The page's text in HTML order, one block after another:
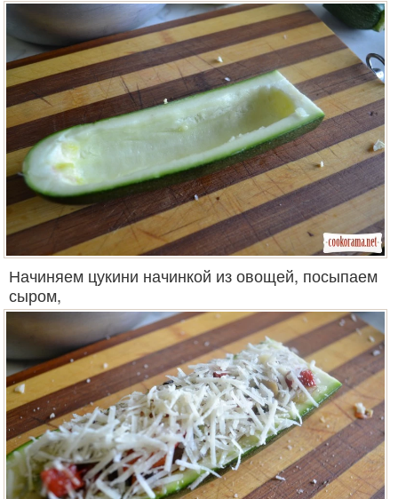
Начиняем цукини начинкой из овощей, посыпаем
сыром,